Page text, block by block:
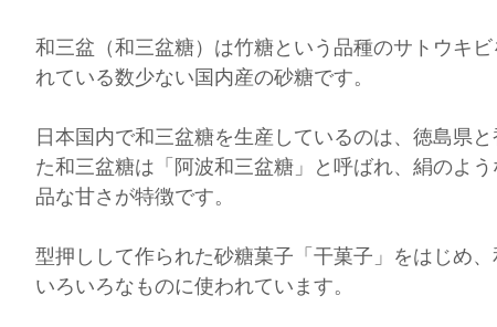
和三盆（和三盆糖）は竹糖という品種のサトウキ
れている数少ない国内産の砂糖です。
日本国内で和三盆糖を生産しているのは、徳島県
た和三盆糖は「阿波和三盆糖」と呼ばれ、絹のよ
品な甘さが特徴です。
型押しして作られた砂糖菓子「干菓子」をはじめ
いろいろなものに使われています。